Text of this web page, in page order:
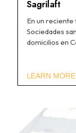
Sagrilaft
En un reciente
Sociedades
domicilios en